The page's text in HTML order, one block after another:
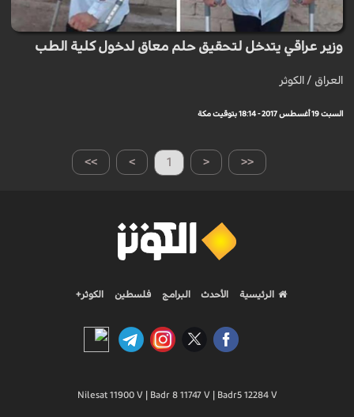
وزير عراقي يتدخل لتحقيق حلم معاق لدخول كلية الطب
العراق / الكوثر
السبت 19 أغسطس 2017 - 18:14 بتوقيت مكة
>> > 1 < <<
الرئيسية الأحدث البرامج فلسطين الكوثر+
Nilesat 11900 V | Badr 8 11747 V | Badr5 12284 V